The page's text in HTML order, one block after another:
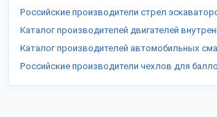
Российские производители стрел
Каталог производителей двигателей
Каталог производителей автомобильных
Российские производители чехлов для